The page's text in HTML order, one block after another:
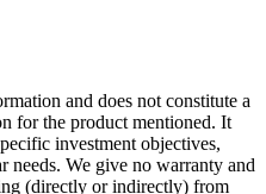
and does not constitute a
for the product mentioned. It
investment objectives,
needs. We give no warranty and
(directly or indirectly) from